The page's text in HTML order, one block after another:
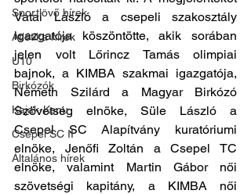
Sportlövő hírek
Atlétika hírek
U10
Birkózók
Kajak-Kenu
Csepel SC II
Általános hírek
Vatai László a csepeli szakosztály
igazgatója köszöntötte, akik sorában
jelen volt Lőrincz Tamás olimpiai
bajnok, a KIMBA szakmai igazgatója,
Németh Szilárd a Magyar Birkózó
Szövetség elnöke, Süle László a
Csepel SC Alapítvány kuratóriumi
elnöke, Jenőfi Zoltán a Csepel TC
elnöke, valamint Martin Gábor női
szövetségi kapitány, a KIMBA női